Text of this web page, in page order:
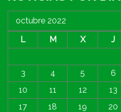
octubre 2022
L
M X J
3
4 5 6
10
11 12 13
17
18 19 20